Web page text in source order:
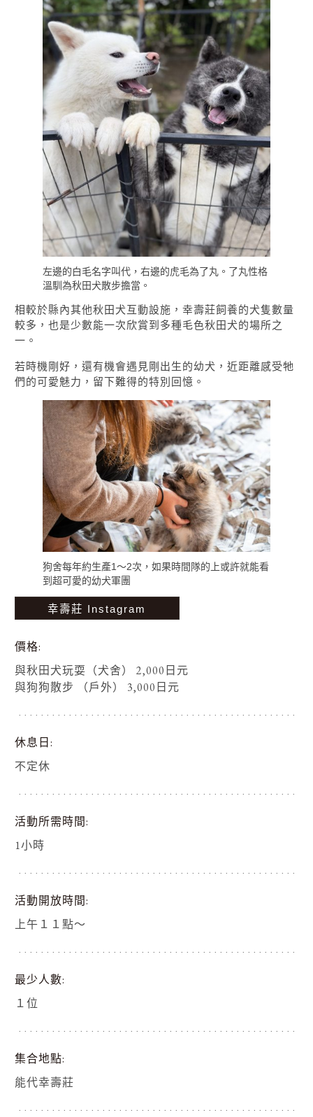
左邊的白毛名字叫代，右邊的虎毛為了丸。了丸性格
溫馴為秋田犬散步擔當。
相較於縣內其他秋田犬互動設施，幸壽莊飼養的犬隻數量
較多，也是少數能一次欣賞到多種毛色秋田犬的場所之
一。
若時機剛好，還有機會遇見剛出生的幼犬，近距離感受牠
們的可愛魅力，留下難得的特別回憶。
狗舍每年約生產1～2次，如果時間隊的上或許就能看
到超可愛的幼犬軍團
幸壽莊 Instagram
價格
與秋田犬玩耍（犬舍） 2,000日元
與狗狗散步 （戶外） 3,000日元
休息日
不定休
活動所需時間
1小時
活動開放時間
上午１１點～
最少人數
１位
集合地點
能代幸壽莊